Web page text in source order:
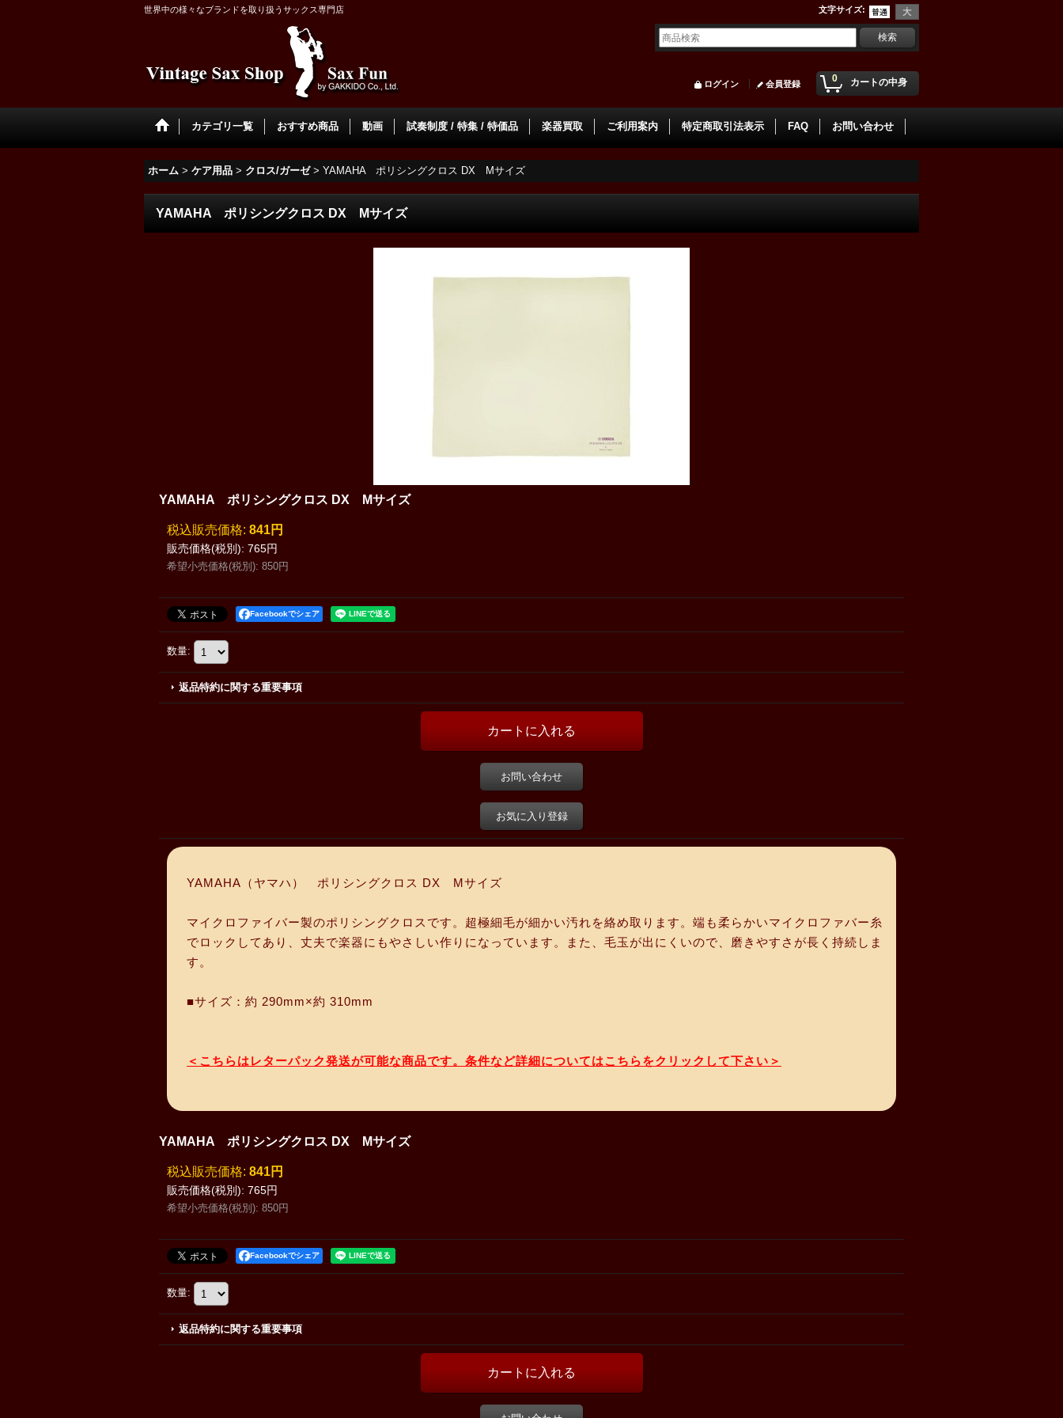
世界中の様々なブランドを取り扱うサックス専門店 文字サイズ:
0 カートの中身
ログイン 会員登録
カテゴリ一覧 おすすめ商品 動画 試奏制度 / 特集 / 特価品 楽器買取 ご利用案内 特定商取引法表示 FAQ お問い合わせ
ホーム > ケア用品 > クロス/ガーゼ > YAMAHA ポリシングクロス DX Mサイズ
YAMAHA ポリシングクロス DX Mサイズ
YAMAHA ポリシングクロス DX Mサイズ
販売価格(税別): 765円
税込 : 841円
希望小売価格(税別): 850円
Facebookでシェア
数量:
返品特約に関する重要事項
お問い合わせ
お気に入り登録
YAMAHA（ヤマハ） ポリシングクロス DX Mサイズ
マイクロファイバー製のポリシングクロスです。超極細毛が細かい汚れを絡め取ります。端も柔らかいマイクロファバー糸
でロックしてあり、丈夫で楽器にもやさしい作りになっています。また、毛玉が出にくいので、磨きやすさが長く持続しま
す。
■サイズ：約 290mm×約 310mm
＜こちらはレターパック発送が可能な商品です。条件など詳細についてはこちらをクリックして下さい＞
YAMAHA ポリシングクロス DX Mサイズ
販売価格(税別): 765円
税込 : 841円
希望小売価格(税別): 850円
Facebookでシェア
数量:
返品特約に関する重要事項